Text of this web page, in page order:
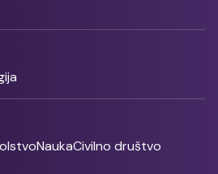
NaukaCivilno društvo